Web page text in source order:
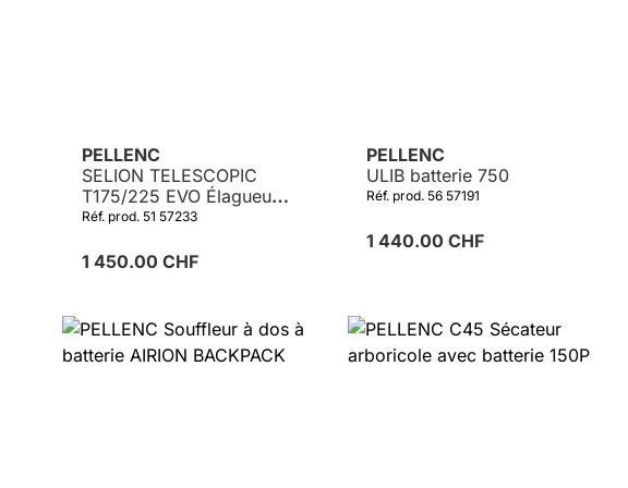
PELLENC
SELION TELESCOPIC
T175/225 EVO Élagueuse
sur perche
Réf. prod. 51 57233
1 450.00 CHF
PELLENC
ULIB batterie 750
Réf. prod. 56 57191
1 440.00 CHF